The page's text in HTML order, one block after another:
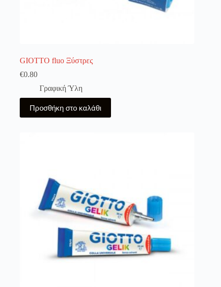
GIOTTO fluo Ξύστρες
€0.80
Γραφική Ύλη
Προσθήκη στο καλάθι